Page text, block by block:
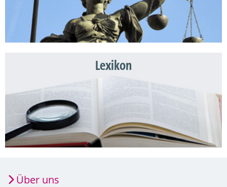
Lexikon
Über uns